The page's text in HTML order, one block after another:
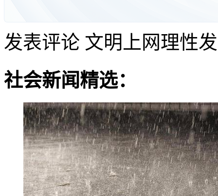
发表评论 文明上网理性
社会新闻精选：